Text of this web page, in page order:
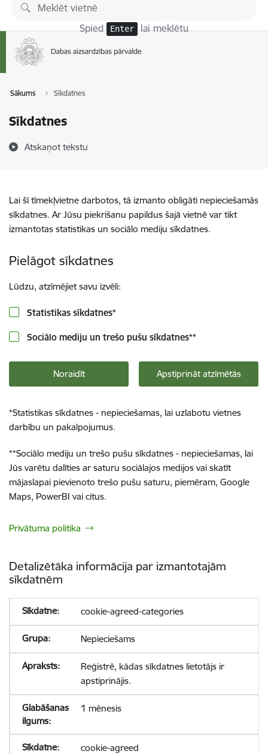
Pāriet uz lapas saturu
Spied Enter lai meklētu
Sākums Sīkdatnes
Sīkdatnes
Atskaņot tekstu
Lai šī tīmekļvietne darbotos, tā izmanto obligāti nepieciešamās
sīkdatnes. Ar Jūsu piekrišanu papildus šajā vietnē var tikt
izmantotas statistikas un sociālo mediju sīkdatnes.
Pielāgot sīkdatnes
Lūdzu, atzīmējiet savu izvēli:
Statistikas sīkdatnes*
Sociālo mediju un trešo pušu sīkdatnes**
Noraidīt Apstiprināt atzīmētās
*Statistikas sīkdatnes - nepieciešamas, lai uzlabotu vietnes
darbību un pakalpojumus.
**Sociālo mediju un trešo pušu sīkdatnes - nepieciešamas, lai
Jūs varētu dalīties ar saturu sociālajos medijos vai skatīt
mājaslapai pievienoto trešo pušu saturu, piemēram, Google
Maps, PowerBI vai citus.
Privātuma politika
Detalizētāka informācija par izmantotajām
sīkdatnēm
cookie-agreed-categories
Nepieciešams
Reģistrē, kādas sīkdatnes lietotājs ir
apstiprinājis.
1 mēnesis
cookie-agreed